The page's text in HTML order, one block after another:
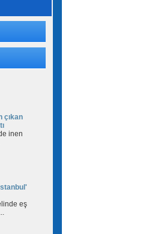
çıkan
inen
eş